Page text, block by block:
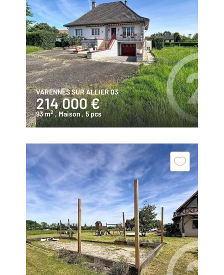
VARENNES SUR ALLIER 03
214 000 €
93 m2 , Maison , 5 pcs